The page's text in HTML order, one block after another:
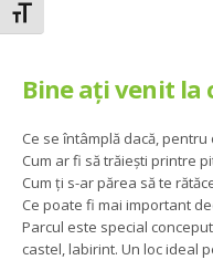
Toggle Font size
Bine ați venit la
Ce se întâmplă dacă,
Cum ar fi să trăiești printre
Cum ți s-ar părea să te
Ce poate fi mai important
Parcul este special
castel, labirint. Un loc ideal